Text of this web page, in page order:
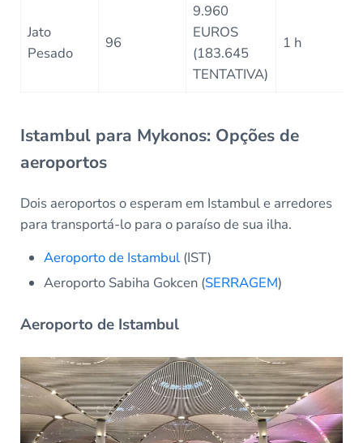
Jato
Pesado
96
9.960
EUROS
(183.645
TENTATIVA)
1 h
Istambul para Mykonos: Opções de
aeroportos
Dois aeroportos o esperam em Istambul e arredores
para transportá-lo para o paraíso de sua ilha.
Aeroporto de Istambul (IST)
Aeroporto Sabiha Gokcen (SERRAGEM)
Aeroporto de Istambul